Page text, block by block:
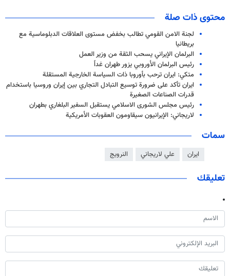
محتوى ذات صلة
لجنة الامن القومي تطالب بخفض مستوى العلاقات الدبلوماسية مع
بريطانيا
البرلمان الإيراني يسحب الثقة من وزير العمل
رئيس البرلمان الأوروبي يزور طهران غداً
متكي: ايران ترحب بأوروبا ذات السياسة الخارجية المستقلة
ايران تأكد على ضرورة توسيع التبادل التجاري بين إيران وروسيا باستخدام
قدرات الصناعات الصغيرة
رئيس مجلس الشورى الاسلامي يستقبل السفير البلغاري بطهران
لاريجاني: الإيرانيون سيقاومون العقوبات الأمريكية
سمات
ايران علي لاريجاني النرويج
تعليقك